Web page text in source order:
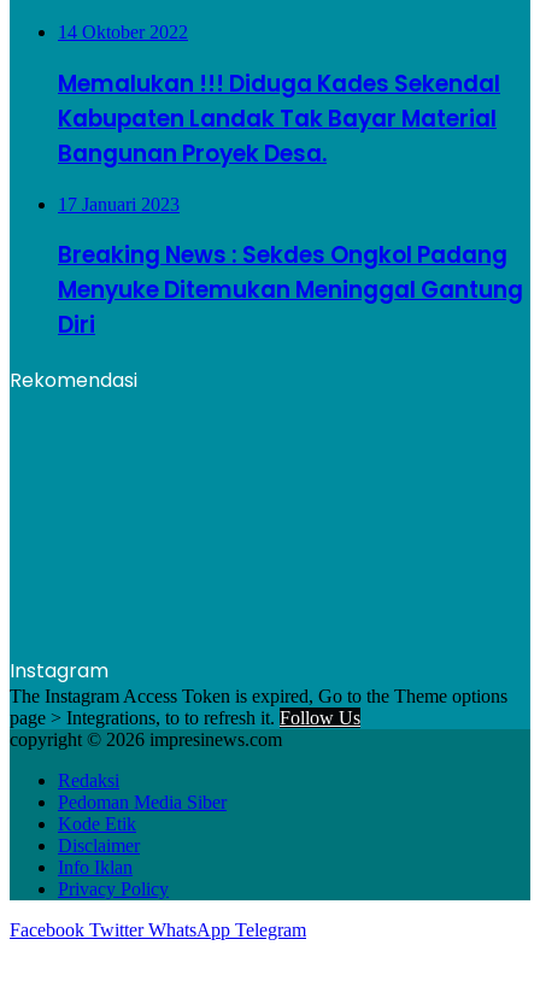
14 Oktober 2022
Memalukan !!! Diduga Kades Sekendal
Kabupaten Landak Tak Bayar Material
Bangunan Proyek Desa.
17 Januari 2023
Breaking News : Sekdes Ongkol Padang
Menyuke Ditemukan Meninggal Gantung
Diri
Rekomendasi
Instagram
The Instagram Access Token is expired, Go to the Theme options
page > Integrations, to to refresh it. Follow Us
copyright © 2026 impresinews.com
Redaksi
Pedoman Media Siber
Kode Etik
Disclaimer
Info Iklan
Privacy Policy
Facebook Twitter WhatsApp Telegram